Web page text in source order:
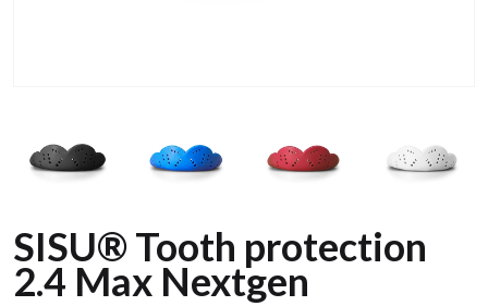
SISU® Tooth protection
2.4 Max Nextgen